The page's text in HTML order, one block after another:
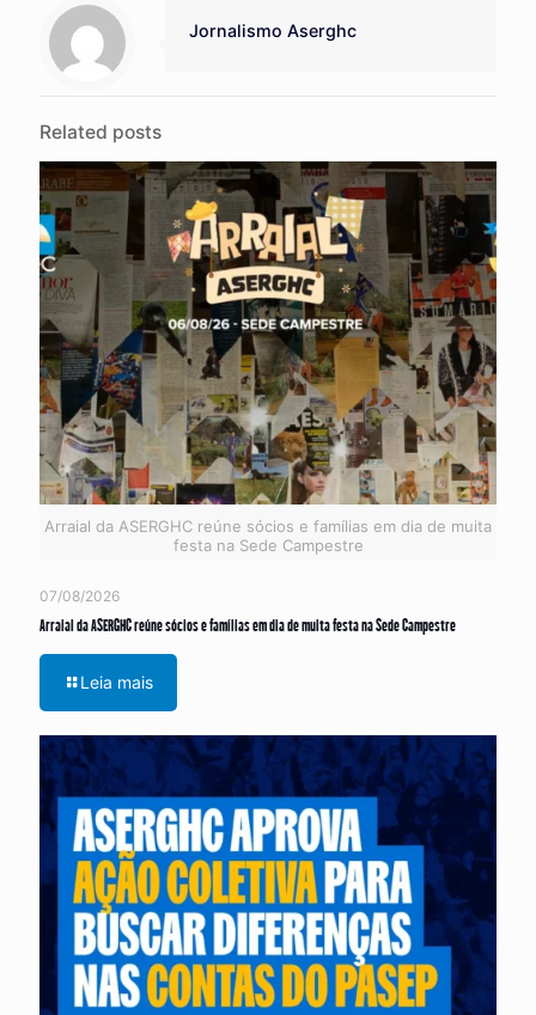
Jornalismo Aserghc
Related posts
Arraial da ASERGHC reúne sócios e famílias em dia de muita
festa na Sede Campestre
07/08/2026
Arraial da ASERGHC reúne sócios e famílias em dia de muita festa na Sede Campestre
Leia mais